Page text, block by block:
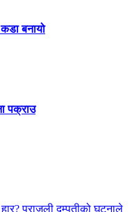
बनायो
पक्राउ
पराजुली दम्पतीको घटनाले